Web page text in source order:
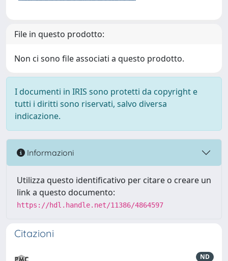
File in questo prodotto:
Non ci sono file associati a questo prodotto.
I documenti in IRIS sono protetti da copyright e
tutti i diritti sono riservati, salvo diversa
indicazione.
Informazioni
Utilizza questo identificativo per citare o creare un
link a questo documento:
https://hdl.handle.net/11386/4864597
Citazioni
ND